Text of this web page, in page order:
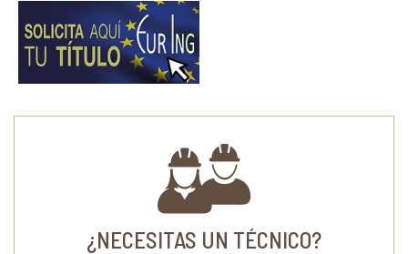
www.forestales.net
¿NECESITAS UN TÉCNICO?